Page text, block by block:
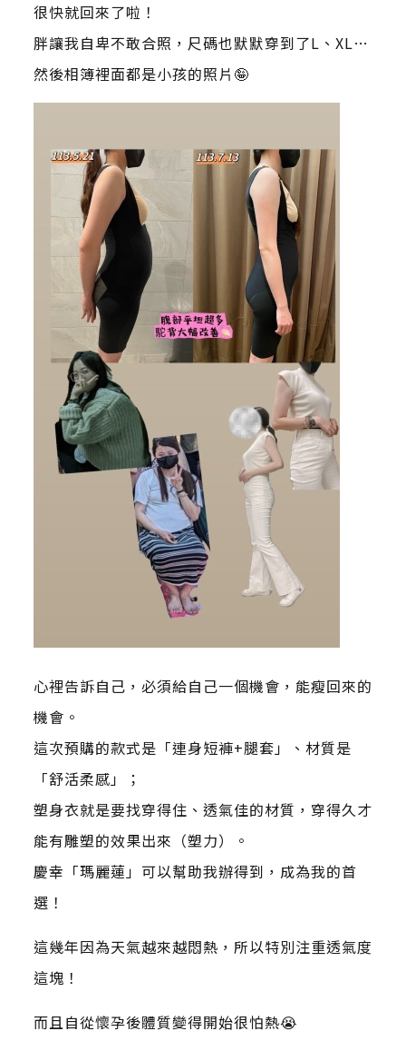
很快就回來了啦！
胖讓我自卑不敢合照，尺碼也默默穿到了L、XL…
然後相簿裡面都是小孩的照片🤪
心裡告訴自己，必須給自己一個機會，能瘦回來的
機會。
這次預購的款式是「連身短褲+腿套」、材質是
「舒活柔感」；
塑身衣就是要找穿得住、透氣佳的材質，穿得久才
能有雕塑的效果出來（塑力）。
慶幸「瑪麗蓮」可以幫助我辦得到，成為我的首
選！
這幾年因為天氣越來越悶熱，所以特別注重透氣度
這塊！
而且自從懷孕後體質變得開始很怕熱😭